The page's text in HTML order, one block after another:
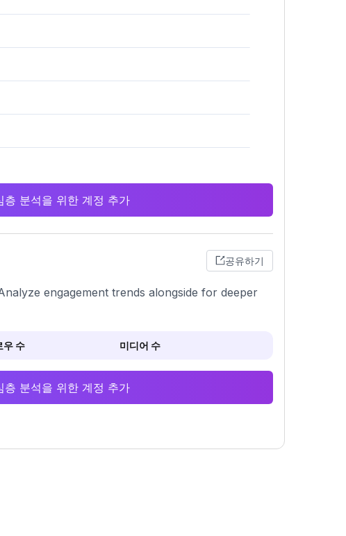
분석을 위한 계정 추가
공유하기
engagement trends alongside for deeper
우 수 미디어 수
분석을 위한 계정 추가